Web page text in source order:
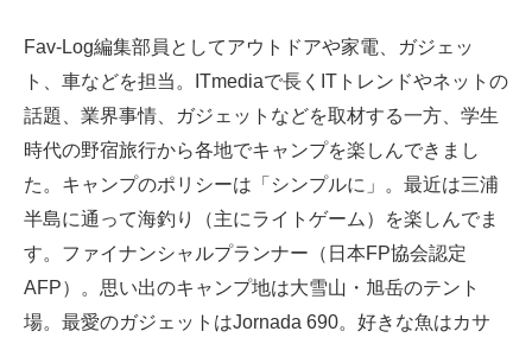
Fav-Log編集部員としてアウトドアや家電、ガジェッ
ト、車などを担当。ITmediaで長くITトレンドやネットの
話題、業界事情、ガジェットなどを取材する一方、学生
時代の野宿旅行から各地でキャンプを楽しんできまし
た。キャンプのポリシーは「シンプルに」。最近は三浦
半島に通って海釣り（主にライトゲーム）を楽しんでま
す。ファイナンシャルプランナー（日本FP協会認定
AFP）。思い出のキャンプ地は大雪山・旭岳のテント
場。最愛のガジェットはJornada 690。好きな魚はカサ